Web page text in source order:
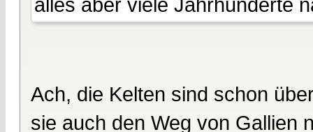
Ach, die Kelten sind schon
sie auch den Weg von Gallien